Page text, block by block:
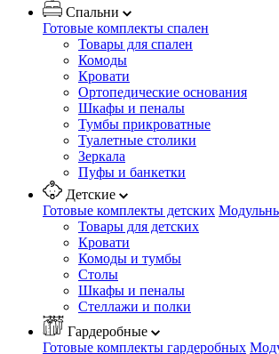
Спальни
Готовые комплекты спален
Товары для спален
Комоды
Кровати
Ортопедические основания
Шкафы и пеналы
Тумбы прикроватные
Туалетные столики
Зеркала
Пуфы и банкетки
Детские
Готовые комплекты детских
Товары для детских
Кровати
Комоды и тумбы
Столы
Шкафы и пеналы
Стеллажи и полки
Гардеробные
Готовые комплекты гардеробных